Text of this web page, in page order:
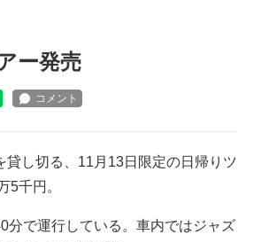
ー発売
し切る、11月13日限定の日帰りツ
5千円。
で運行している。車内ではジャズ